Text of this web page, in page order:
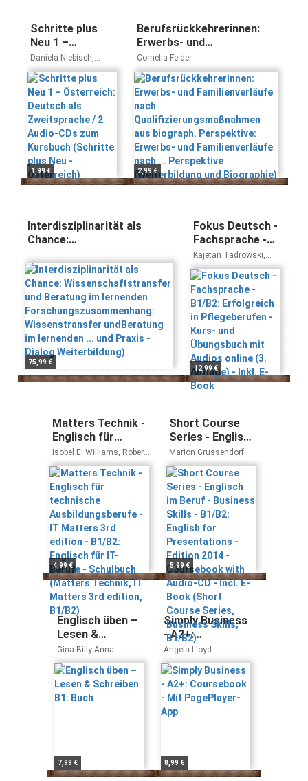
Schritte plus
Neu 1 –
Österreich:
Deutsch als
Zweitsprache / 2
Audio-CDs zum
Kursbuch
(Schritte plus
Neu -
Österreich)
Daniela Niebisch,
Sylvette Penning-
Hiemstra, Franz Specht
1,99 €
Berufsrückkehrerinnen:
Erwerbs- und
Familienverläufe nach
Qualifizierungsmaßnahmen
aus biograph. Perspektive:
Erwerbs- und
Familienverläufe nach ...
Perspektive (Weiterbildung
und Biographie)
Cornelia Feider
2,99 €
Interdisziplinarität als
Chance:
Beratung im lernenden
Forschungszusammenhang:
Wissenstransfer
undBeratung im lernenden ...
und Praxis - Dialog
Weiterbildung)
75,99 €
Fokus Deutsch -
Fachsprache -
B1/B2:
Erfolgreich in
Pflegeberufen -
Kurs- und
Übungsbuch mit
Audios online (3.
Auflage) - Inkl. E-
Book
Kajetan Tadrowski,
Steffen Faust, Andrea
Wogatzke-Zeiger,
Sigrid Zehren, Barbara
Welzel
12,99 €
Matters Technik -
Englisch für
technische
Ausbildungsberufe
- IT Matters 3rd
edition - B1/B2:
Englisch für IT-
Berufe -
Schulbuch
(Matters Technik,
IT Matters 3rd
edition, B1/B2)
Isobel E. Williams, Robert
Kleinschroth, Bradley
Courtney
4,99 €
Short Course
Series - Englisch
im Beruf -
Business Skills -
B1/B2: English
for
Presentations -
Edition 2014 -
Coursebook
with Audio-CD -
Incl. E-Book
(Short Course
Series, Business
Skills, B1/B2)
Marion Grussendorf
5,99 €
Englisch üben –
Lesen &
Schreiben B1:
Buch
Gina Billy Anna
Barbierato
7,99 €
Simply Business
- A2+:
Coursebook -
Mit PagePlayer-
App
Angela Lloyd
8,99 €